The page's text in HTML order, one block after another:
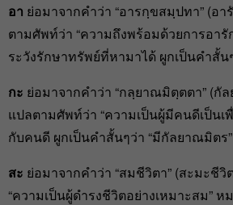
อา ย่อมาจากคำว่า “อารกฺขสมฺปทา” (อ
ตามศัพท์ว่า “ความถึงพร้อมด้วยการอารั
ระวังรักษาทรัพย์ที่หามาได้ ผูกเป็นคำสั้น
กะ ย่อมาจากคำว่า “กลฺยาณมิตฺตตา” (กั
แปลตามศัพท์ว่า “ความเป็นผู้มีคนดีเป็นเ
กับคนดี ผูกเป็นคำสั้นๆว่า “มีกัลยาณมิตร”
สะ ย่อมาจากคำว่า “สมชีวิตา” (สะมะชี
“ความเป็นผู้ดำรงชีวิตอย่างเหมาะสม”